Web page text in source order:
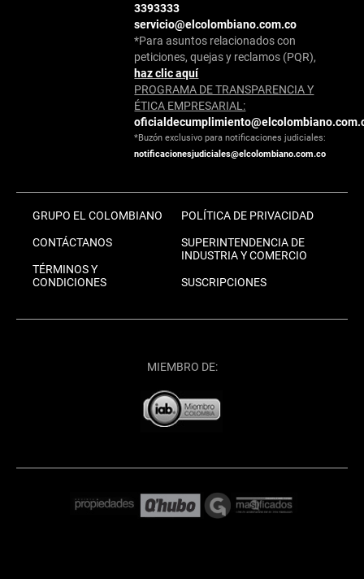
3393333
servicio@elcolombiano.com.co
*Para asuntos relacionados con
peticiones, quejas y reclamos (PQR),
haz clic aquí
PROGRAMA DE TRANSPARENCIA Y
ÉTICA EMPRESARIAL:
*Buzón exclusivo para notificaciones judiciales:
notificacionesjudiciales@elcolombiano.com.co
GRUPO EL COLOMBIANO
CONTÁCTANOS
TÉRMINOS Y
CONDICIONES
POLÍTICA DE PRIVACIDAD
SUPERINTENDENCIA DE
INDUSTRIA Y COMERCIO
SUSCRIPCIONES
MIEMBRO DE: